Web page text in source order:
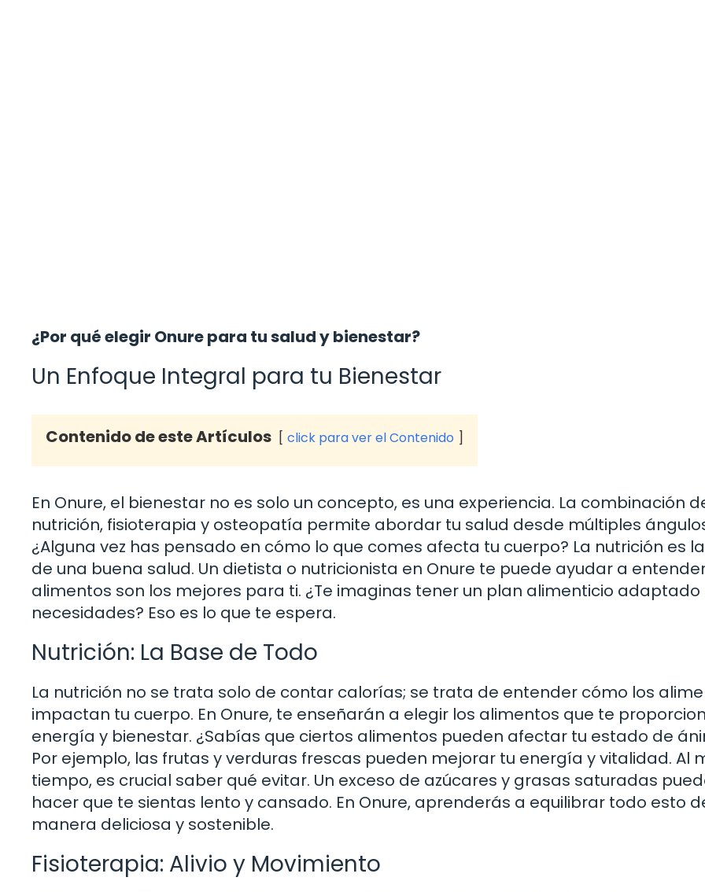
¿Por qué elegir Onure para tu salud y bienestar?
Un Enfoque Integral para tu Bienestar
Contenido de este Artículos click para ver el Contenido
En Onure, el bienestar no es solo un concepto, es una experiencia. La combinación
nutrición, fisioterapia y osteopatía permite abordar tu salud desde múltiples
¿Alguna vez has pensado en cómo lo que comes afecta tu cuerpo? La nutrición es
de una buena salud. Un dietista o nutricionista en Onure te puede ayudar a
alimentos son los mejores para ti. ¿Te imaginas tener un plan alimenticio adaptado
necesidades? Eso es lo que te espera.
Nutrición: La Base de Todo
La nutrición no se trata solo de contar calorías; se trata de entender cómo los
impactan tu cuerpo. En Onure, te enseñarán a elegir los alimentos que te
energía y bienestar. ¿Sabías que ciertos alimentos pueden afectar tu estado de
Por ejemplo, las frutas y verduras frescas pueden mejorar tu energía y vitalidad. Al
tiempo, es crucial saber qué evitar. Un exceso de azúcares y grasas saturadas
hacer que te sientas lento y cansado. En Onure, aprenderás a equilibrar todo esto
manera deliciosa y sostenible.
Fisioterapia: Alivio y Movimiento